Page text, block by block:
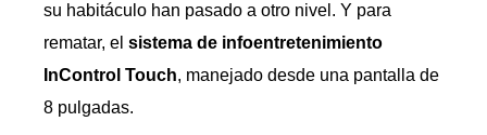
su habitáculo han pasado a otro nivel. Y para
rematar, el sistema de infoentretenimiento
InControl Touch, manejado desde una pantalla de
8 pulgadas.